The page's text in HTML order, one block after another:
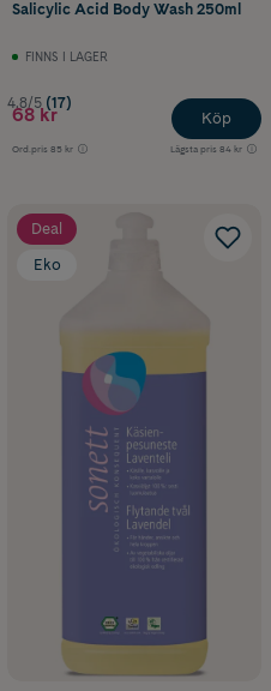
Salicylic Acid Body Wash 250ml
FINNS I LAGER
4.8/5 (17)
68 kr
Ord.pris 85 kr Lägsta pris 84 kr
Köp
Deal
Eko